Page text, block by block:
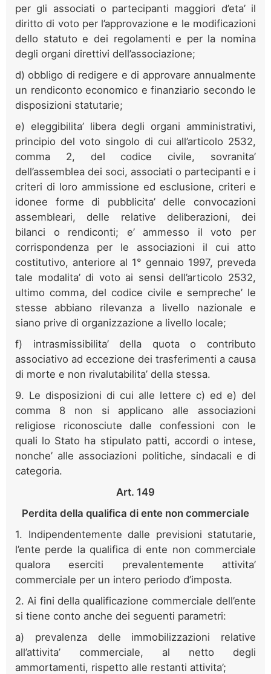
per gli associati o partecipanti maggiori d’eta’ il
diritto di voto per l’approvazione e le modificazioni
dello statuto e dei regolamenti e per la nomina
degli organi direttivi dell’associazione;
d) obbligo di redigere e di approvare annualmente
un rendiconto economico e finanziario secondo le
disposizioni statutarie;
e) eleggibilita’ libera degli organi amministrativi,
principio del voto singolo di cui all’articolo 2532,
comma 2, del codice civile, sovranita’
dell’assemblea dei soci, associati o partecipanti e i
criteri di loro ammissione ed esclusione, criteri e
idonee forme di pubblicita’ delle convocazioni
assembleari, delle relative deliberazioni, dei
bilanci o rendiconti; e’ ammesso il voto per
corrispondenza per le associazioni il cui atto
costitutivo, anteriore al 1° gennaio 1997, preveda
tale modalita’ di voto ai sensi dell’articolo 2532,
ultimo comma, del codice civile e sempreche’ le
stesse abbiano rilevanza a livello nazionale e
siano prive di organizzazione a livello locale;
f) intrasmissibilita’ della quota o contributo
associativo ad eccezione dei trasferimenti a causa
di morte e non rivalutabilita’ della stessa.
9. Le disposizioni di cui alle lettere c) ed e) del
comma 8 non si applicano alle associazioni
religiose riconosciute dalle confessioni con le
quali lo Stato ha stipulato patti, accordi o intese,
nonche’ alle associazioni politiche, sindacali e di
categoria.
Art. 149
Perdita della qualifica di ente non commerciale
1. Indipendentemente dalle previsioni statutarie,
l’ente perde la qualifica di ente non commerciale
qualora eserciti prevalentemente attivita’
commerciale per un intero periodo d’imposta.
2. Ai fini della qualificazione commerciale dell’ente
si tiene conto anche dei seguenti parametri:
a) prevalenza delle immobilizzazioni relative
all’attivita’ commerciale, al netto degli
ammortamenti, rispetto alle restanti attivita’;